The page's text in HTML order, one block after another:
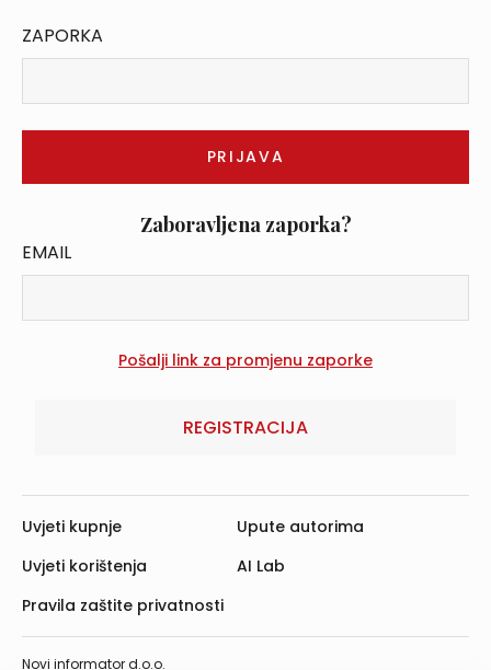
ZAPORKA
Zaboravljena zaporka?
EMAIL
REGISTRACIJA
Novi informator d.o.o.
Uvjeti kupnje
Uvjeti korištenja
Pravila zaštite privatnosti
Upute autorima
AI Lab